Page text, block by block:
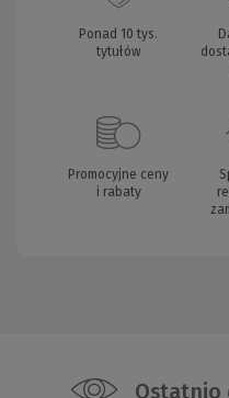
Ponad 10 tys.
tytułów
Promocyjne ceny
i rabaty
Ostatnio